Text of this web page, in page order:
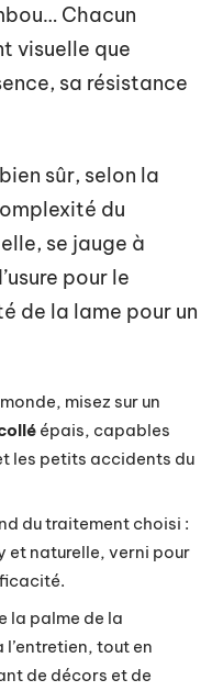
Chacun
visuelle que
sa résistance
sûr, selon la
du
se jauge à
pour le
de la lame pour un
misez sur un
épais, capables
les petits accidents du
du traitement choisi :
et naturelle, verni pour
la palme de la
tout en
de décors et de